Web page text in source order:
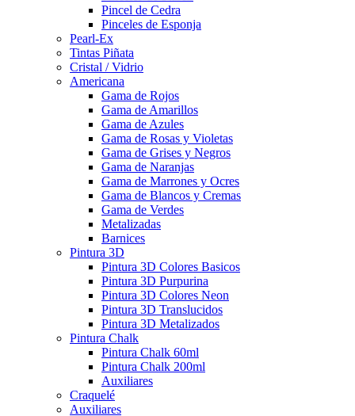
Pincel de Cedra
Pinceles de Esponja
Pearl-Ex
Tintas Piñata
Cristal / Vidrio
Americana
Gama de Rojos
Gama de Amarillos
Gama de Azules
Gama de Rosas y Violetas
Gama de Grises y Negros
Gama de Naranjas
Gama de Marrones y Ocres
Gama de Blancos y Cremas
Gama de Verdes
Metalizadas
Barnices
Pintura 3D
Pintura 3D Colores Basicos
Pintura 3D Purpurina
Pintura 3D Colores Neon
Pintura 3D Translucidos
Pintura 3D Metalizados
Pintura Chalk
Pintura Chalk 60ml
Pintura Chalk 200ml
Auxiliares
Craquelé
Auxiliares